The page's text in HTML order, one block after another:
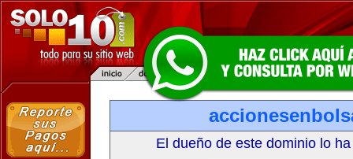
El dueño de este dominio lo